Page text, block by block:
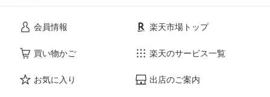
会員情報
買い物かご
お気に入り
楽天市場トップ
楽天のサービス一覧
出店のご案内